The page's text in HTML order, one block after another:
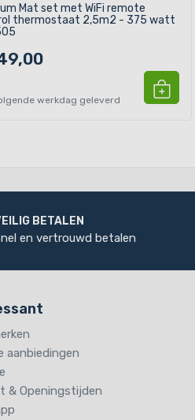
Mat set met WiFi remote
thermostaat 2,5m2 - 375 watt
werkdag geleverd
BETALEN
en vertrouwd betalen
aanbiedingen
& Openingstijden